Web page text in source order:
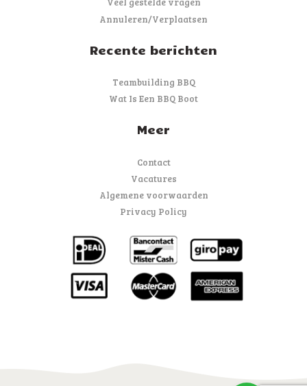
Annuleren/Verplaatsen
Recente berichten
Teambuilding BBQ
Wat Is Een BBQ Boot
Meer
Contact
Vacatures
Algemene voorwaarden
Privacy Policy